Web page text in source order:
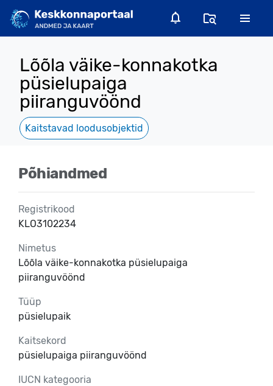
Lõõla väike-konnakotka
püsielupaiga
piiranguvöönd
Kaitstavad loodusobjektid
Põhiandmed
Registrikood
KLO3102234
Nimetus
Lõõla väike-konnakotka püsielupaiga
piiranguvöönd
Tüüp
püsielupaik
Kaitsekord
püsielupaiga piiranguvöönd
IUCN kategooria